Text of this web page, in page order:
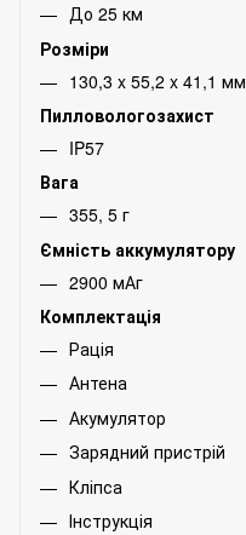
До 25 км
Розміри
130,3 x 55,2 x 41,1 мм
Пилловологозахист
IP57
Вага
355, 5 г
Ємність аккумулятору
2900 мАг
Комплектація
Рація
Антена
Акумулятор
Зарядний пристрій
Кліпса
Інструкція